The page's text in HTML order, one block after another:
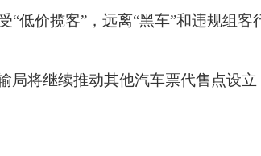
“低价揽客”，远离“黑车”和违规组
局将继续推动其他汽车票代售点设